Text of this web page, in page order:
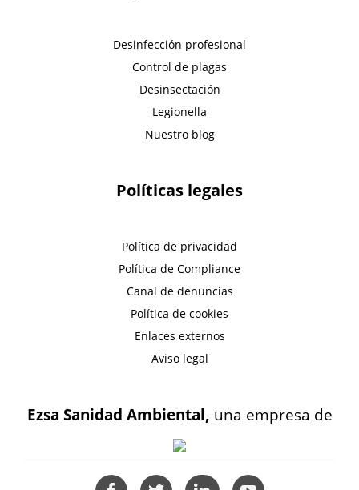
Desinfección profesional
Control de plagas
Desinsectación
Legionella
Nuestro blog
Políticas legales
Política de privacidad
Política de Compliance
Canal de denuncias
Política de cookies
Enlaces externos
Aviso legal
Ezsa Sanidad Ambiental, una empresa de